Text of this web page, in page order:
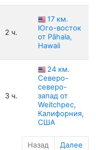
2 ч.
17 км.
Юго-восток
от Pāhala,
Hawaii
3 ч.
24 км.
Северо-
северо-
запад от
Weitchpec,
Калифорния,
США
Назад Далее